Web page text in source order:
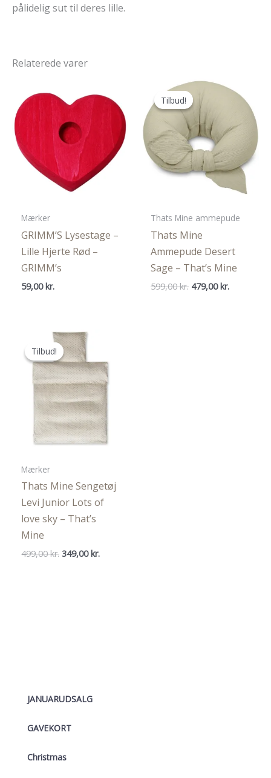
JANUARUDSALG
GAVEKORT
Christmas
pålidelig sut til deres lille.
Relaterede varer
Mærker
GRIMM’S Lysestage –
Lille Hjerte Rød –
GRIMM’s
59,00kr.
Tilbud!
Tilbud!
Thats Mine ammepude
Thats Mine
Ammepude Desert
Sage – That’s Mine
599,00kr. Den
479,00kr.
Tilbud!
Tilbud!
Mærker
Thats Mine Sengetøj
Levi Junior Lots of
love sky – That’s
Mine
499,00kr. Den
349,00 kr.Den